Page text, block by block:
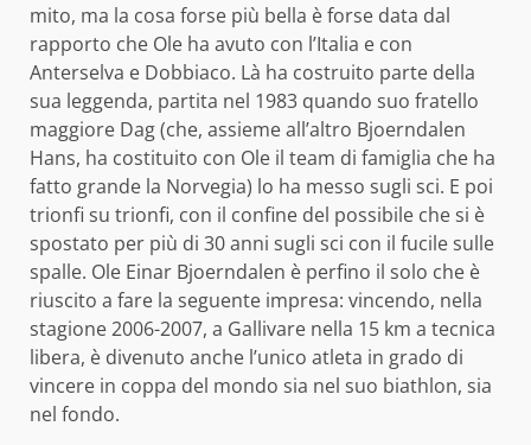
mito, ma la cosa forse più bella è forse data dal
rapporto che Ole ha avuto con l’Italia e con
Anterselva e Dobbiaco. Là ha costruito parte della
sua leggenda, partita nel 1983 quando suo fratello
maggiore Dag (che, assieme all’altro Bjoerndalen
Hans, ha costituito con Ole il team di famiglia che ha
fatto grande la Norvegia) lo ha messo sugli sci. E poi
trionfi su trionfi, con il confine del possibile che si è
spostato per più di 30 anni sugli sci con il fucile sulle
spalle. Ole Einar Bjoerndalen è perfino il solo che è
riuscito a fare la seguente impresa: vincendo, nella
stagione 2006-2007, a Gallivare nella 15 km a tecnica
libera, è divenuto anche l’unico atleta in grado di
vincere in coppa del mondo sia nel suo biathlon, sia
nel fondo.